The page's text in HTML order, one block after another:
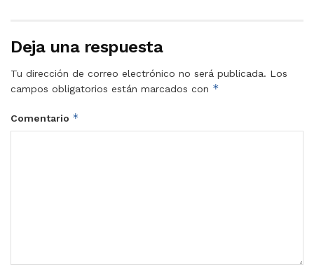
Deja una respuesta
Tu dirección de correo electrónico no será publicada. Los
campos obligatorios están marcados con *
Comentario *